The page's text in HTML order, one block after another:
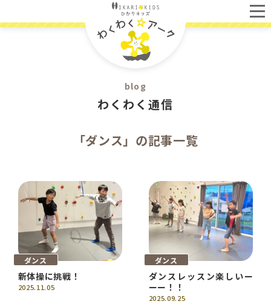
blog
わくわく通信
「ダンス」の記事一覧
ダンス
新体操に挑戦！
2025.11.05
ダンス
ダンスレッスン楽しいー
ーー！！
2025.09.25